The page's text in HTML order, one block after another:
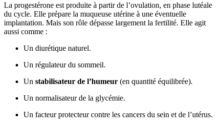
La progestérone est produite à partir de l’ovulation, en phase lutéale
du cycle. Elle prépare la muqueuse utérine à une éventuelle
implantation. Mais son rôle dépasse largement la fertilité. Elle agit
aussi comme :
Un diurétique naturel.
Un régulateur du sommeil.
Un stabilisateur de l’humeur (en quantité équilibrée).
Un normalisateur de la glycémie.
Un facteur protecteur contre les cancers du sein et de l’utérus.